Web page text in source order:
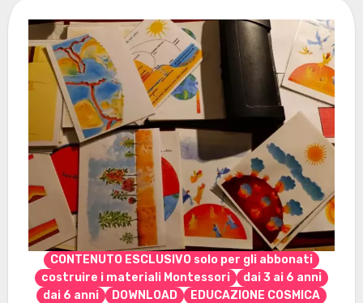
CONTENUTO ESCLUSIVO solo per gli abbonati
costruire i materiali Montessori
dai 3 ai 6 anni
dai 6 anni
DOWNLOAD
EDUCAZIONE COSMICA